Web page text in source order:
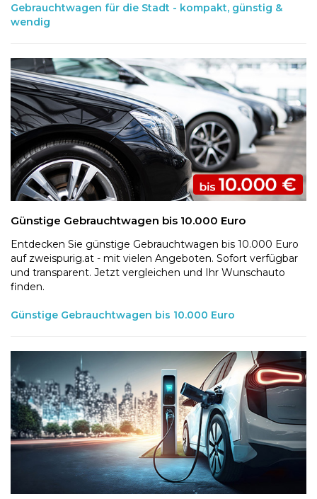
Gebrauchtwagen für die Stadt - kompakt, günstig &
wendig
Günstige Gebrauchtwagen bis 10.000 Euro
Entdecken Sie günstige Gebrauchtwagen bis 10.000 Euro
auf zweispurig.at - mit vielen Angeboten. Sofort verfügbar
und transparent. Jetzt vergleichen und Ihr Wunschauto
finden.
Günstige Gebrauchtwagen bis 10.000 Euro